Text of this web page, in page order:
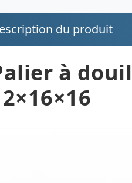
du produit
à